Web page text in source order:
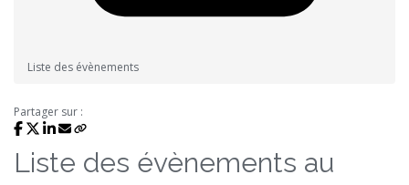
Liste des évènements
Partager sur :
Liste des évènements au